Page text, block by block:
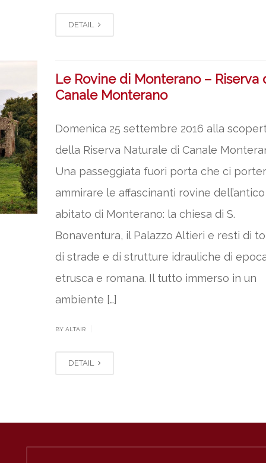
DETAIL
Le Rovine di Monterano – Riserva
Canale Monterano
Domenica 25 settembre 2016 alla
della Riserva Naturale di Canale
Una passeggiata fuori porta che ci
ammirare le affascinanti rovine dell’antico
abitato di Monterano: la chiesa di S.
Bonaventura, il Palazzo Altieri e resti di
di strade e di strutture idrauliche di
etrusca e romana. Il tutto immerso in un
ambiente […]
BY ALTAIR
DETAIL